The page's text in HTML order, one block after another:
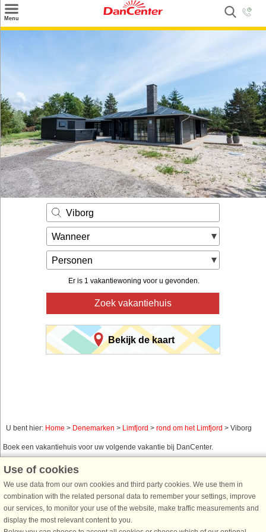
Menu
Service
Kontakt
Viborg
Wanneer
Personen
Er is 1 vakantiewoning voor u gevonden.
Zoek vakantiehuis
Bekijk de kaart
U bent hier: Home > Denemarken > Limfjord > rond om het Limfjord > Viborg
Boek een vakantiehuis voor uw volgende vakantie bij DanCenter.
Gebruik ons eenvoudig zoeksysteem hieronder om een vakantiehuis te vinden
kiezen voor bijvoorbeeld zeezicht, zwembad, vaatwasser en internet.
Use of cookies
We use data from our own cookies and third party cookies. We use them in
combination with the related personal data to remember your settings, improve
our services, to monitor your use of the website, make traffic measurements and
display the most relevant content to you.